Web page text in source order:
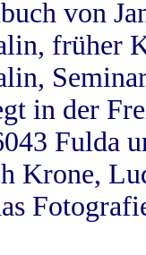
von
früher
in der
Fulda
Krone,